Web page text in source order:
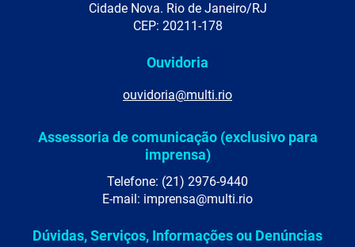
Cidade Nova. Rio de Janeiro/RJ
CEP: 20211-178
Ouvidoria
ouvidoria@multi.rio
Assessoria de comunicação (exclusivo para
imprensa)
Telefone: (21) 2976-9440
E-mail: imprensa@multi.rio
Dúvidas, Serviços, Informações ou Denúncias